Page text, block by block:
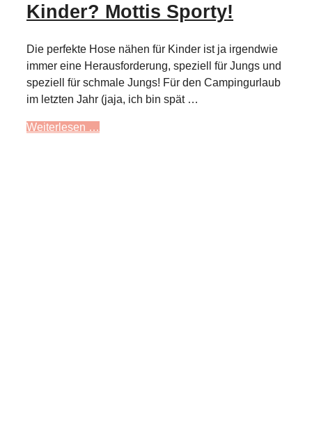
Kinder? Mottis Sporty!
Die perfekte Hose nähen für Kinder ist ja irgendwie
immer eine Herausforderung, speziell für Jungs und
speziell für schmale Jungs! Für den Campingurlaub
im letzten Jahr (jaja, ich bin spät …
Weiterlesen …